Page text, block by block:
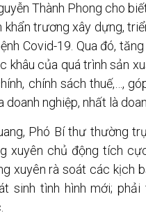
Thành Phong cho
khẩn trương xây dựng,
Covid-19. Qua đó,
của quá trình sản
chính sách thuế,…,
nghiệp, nhất là
Phó Bí thư thường
xuyên chủ động tích
xuyên rà soát các kịch
sinh tình hình mới;